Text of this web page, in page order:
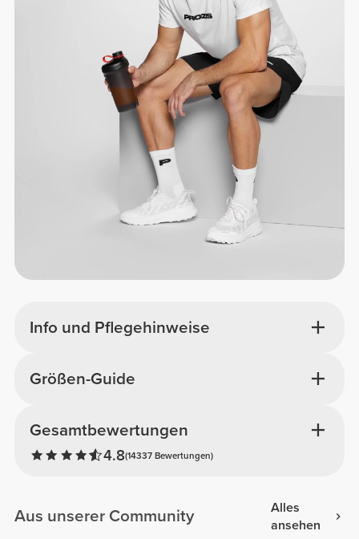
Info und Pflegehinweise
Gesamtbewertungen
4.8(14337 Bewertungen)
Größen-Guide
Aus unserer Community
Alles
ansehen